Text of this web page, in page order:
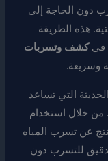
دون الحاجة إلى
هذه الطريقة
فيكشف وتسربات
وسريعة.
التي تساعد
. من خلال استخدام
عن تسرب المياه
للتسرب دون